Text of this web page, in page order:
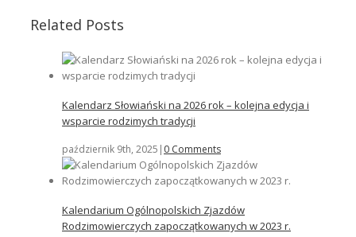
Related Posts
Kalendarz Słowiański na 2026 rok – kolejna edycja i
wsparcie rodzimych tradycji
październik 9th, 2025 | 0 Comments
Kalendarium Ogólnopolskich Zjazdów
Rodzimowierczych zapoczątkowanych w 2023 r.